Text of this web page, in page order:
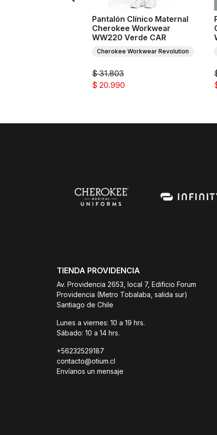
Pantalón Clínico Maternal
Cherokee Workwear
WW220 Verde CAR
Cherokee Workwear Revolution
$ 31.803
$ 20.990
TIENDA PROVIDENCIA
Av. Providencia 2653, local 7, Edificio Forum
Providencia (Metro Tobalaba, salida sur)
Santiago de Chile
Lunes a viernes: 10 a 19 hrs.
Sábado: 10 a 14 hrs.
+56232529187
contacto@otium.cl
Envíanos un mensaje